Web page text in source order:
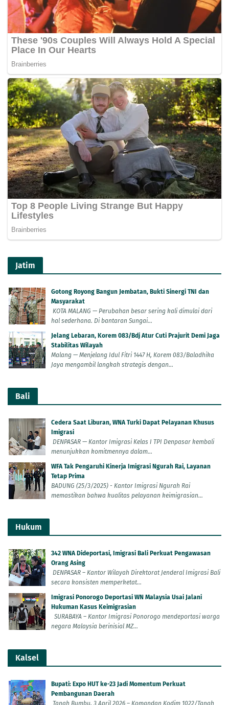
Jatim
Gotong Royong Bangun Jembatan, Bukti Sinergi TNI dan
Masyarakat
KOTA MALANG — Perubahan besar sering kali dimulai dari
hal sederhana. Di bantaran Sungai...
Jelang Lebaran, Korem 083/Bdj Atur Cuti Prajurit Demi Jaga
Stabilitas Wilayah
Malang — Menjelang Idul Fitri 1447 H, Korem 083/Baladhika
Jaya mengambil langkah strategis dengan...
Bali
Cedera Saat Liburan, WNA Turki Dapat Pelayanan Khusus
Imigrasi
DENPASAR — Kantor Imigrasi Kelas I TPI Denpasar kembali
menunjukkan komitmennya dalam...
WFA Tak Pengaruhi Kinerja Imigrasi Ngurah Rai, Layanan
Tetap Prima
BADUNG (25/3/2025) - Kantor Imigrasi Ngurah Rai
memastikan bahwa kualitas pelayanan keimigrasian...
Hukum
342 WNA Dideportasi, Imigrasi Bali Perkuat Pengawasan
Orang Asing
DENPASAR – Kantor Wilayah Direktorat Jenderal Imigrasi Bali
secara konsisten memperketat...
Imigrasi Ponorogo Deportasi WN Malaysia Usai Jalani
Hukuman Kasus Keimigrasian
SURABAYA – Kantor Imigrasi Ponorogo mendeportasi warga
negara Malaysia berinisial MZ...
Kalsel
Bupati: Expo HUT ke-23 Jadi Momentum Perkuat
Pembangunan Daerah
Tanah Bumbu, 3 April 2026 – Komandan Kodim 1022/Tanah